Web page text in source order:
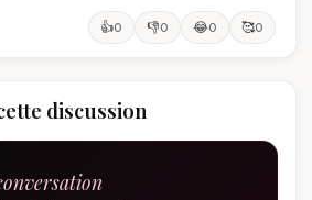
👍0 👎0 😂0 🥰0
discussion